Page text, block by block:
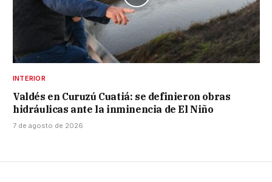
INTERIOR
Valdés en Curuzú Cuatiá: se definieron obras
hidráulicas ante la inminencia de El Niño
7 de agosto de 2026